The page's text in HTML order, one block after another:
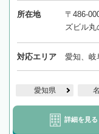
所在地
〒486-
ズビル丸
対応エリア 愛知、岐
愛知県
詳細を見る